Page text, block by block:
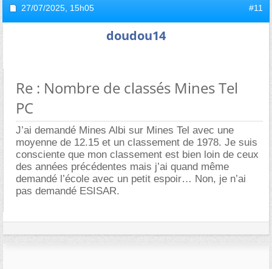
27/07/2025, 15h05 #11
doudou14
Re : Nombre de classés Mines Tel
PC
J’ai demandé Mines Albi sur Mines Tel avec une
moyenne de 12.15 et un classement de 1978. Je suis
consciente que mon classement est bien loin de ceux
des années précédentes mais j’ai quand même
demandé l’école avec un petit espoir… Non, je n’ai
pas demandé ESISAR.